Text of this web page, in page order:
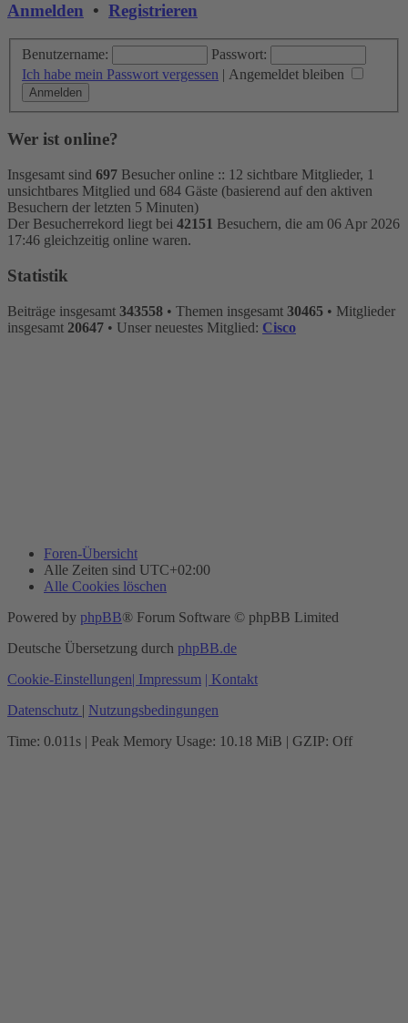
Anmelden • Registrieren
Benutzername:
Passwort:
Ich habe mein Passwort vergessen | Angemeldet bleiben
Wer ist online?
Insgesamt sind 697 Besucher online :: 12 sichtbare Mitglieder, 1
unsichtbares Mitglied und 684 Gäste (basierend auf den aktiven
Besuchern der letzten 5 Minuten)
Der Besucherrekord liegt bei 42151 Besuchern, die am 06 Apr 2026
17:46 gleichzeitig online waren.
Statistik
Beiträge insgesamt 343558 • Themen insgesamt 30465 • Mitglieder
insgesamt 20647 • Unser neuestes Mitglied: Cisco
Foren-Übersicht
Alle Zeiten sind UTC+02:00
Alle Cookies löschen
Powered by phpBB® Forum Software © phpBB Limited
Deutsche Übersetzung durch phpBB.de
Cookie-Einstellungen| Impressum | Kontakt
Datenschutz | Nutzungsbedingungen
Time: 0.011s | Peak Memory Usage: 10.18 MiB | GZIP: Off